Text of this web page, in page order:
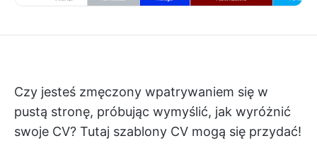
Czy jesteś zmęczony wpatrywaniem się w
pustą stronę, próbując wymyślić, jak wyróżnić
swoje CV? Tutaj szablony CV mogą się przydać!